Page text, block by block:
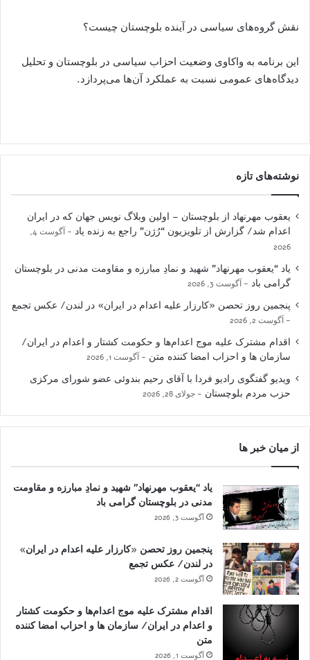
نقش گروه‌های سیاسی در آینده بلوچستان چیست؟
این برنامه به واکاوی وضعیت احزاب سیاسی در بلوچستان و تحلیل
دیدگاه‌های عمومی نسبت به عملکرد آن‌ها می‌پردازد.
نوشته‌های تازه
یعقوب مهرنهاد از بلوچستان – اولین وبلاگ نویس جهان که در ایران
اعدام شد/ گزارش از تلویزیون “رُژن” راجع به زنده یاد
آگوست 4,
2026
یاد “یعقوب مهرنهاد” شهید و نمادِ مبارزه و مقاومت مدنی در بلوچستان
گرامی باد
آگوست 3, 2026
پنجمین روز تحصن «کارزار علیه اعدام در ایران» در لندن/ عکس تجمع
آگوست 2, 2026
اقدام مشترک علیه موج اعدام‌ها و حکومت کشتار و اعدام در ایران/
سازمان ها و احزاب امضا کننده متن
آگوست 1, 2026
ویدیو گفتگوی رادیو فردا با آقای رحیم بندوئی عضو شورای مرکزی
حزب مردم بلوچستان
جولای 28, 2026
از میان خبر ها
یاد “یعقوب مهرنهاد” شهید و نمادِ مبارزه و مقاومت
مدنی در بلوچستان گرامی باد
آگوست 3, 2026
پنجمین روز تحصن «کارزار علیه اعدام در ایران»
در لندن/ عکس تجمع
آگوست 2, 2026
اقدام مشترک علیه موج اعدام‌ها و حکومت کشتار
و اعدام در ایران/ سازمان ها و احزاب امضا کننده
متن
آگوست 1, 2026